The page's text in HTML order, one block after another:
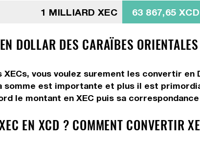
1 MILLIARD XEC 63 867,65
DOLLAR DES CARAÏBES
XECs, vous voulez surement les convertir
somme est importante et plus il est
le montant en XEC puis sa
EN XCD ? COMMENT CONVERTIR